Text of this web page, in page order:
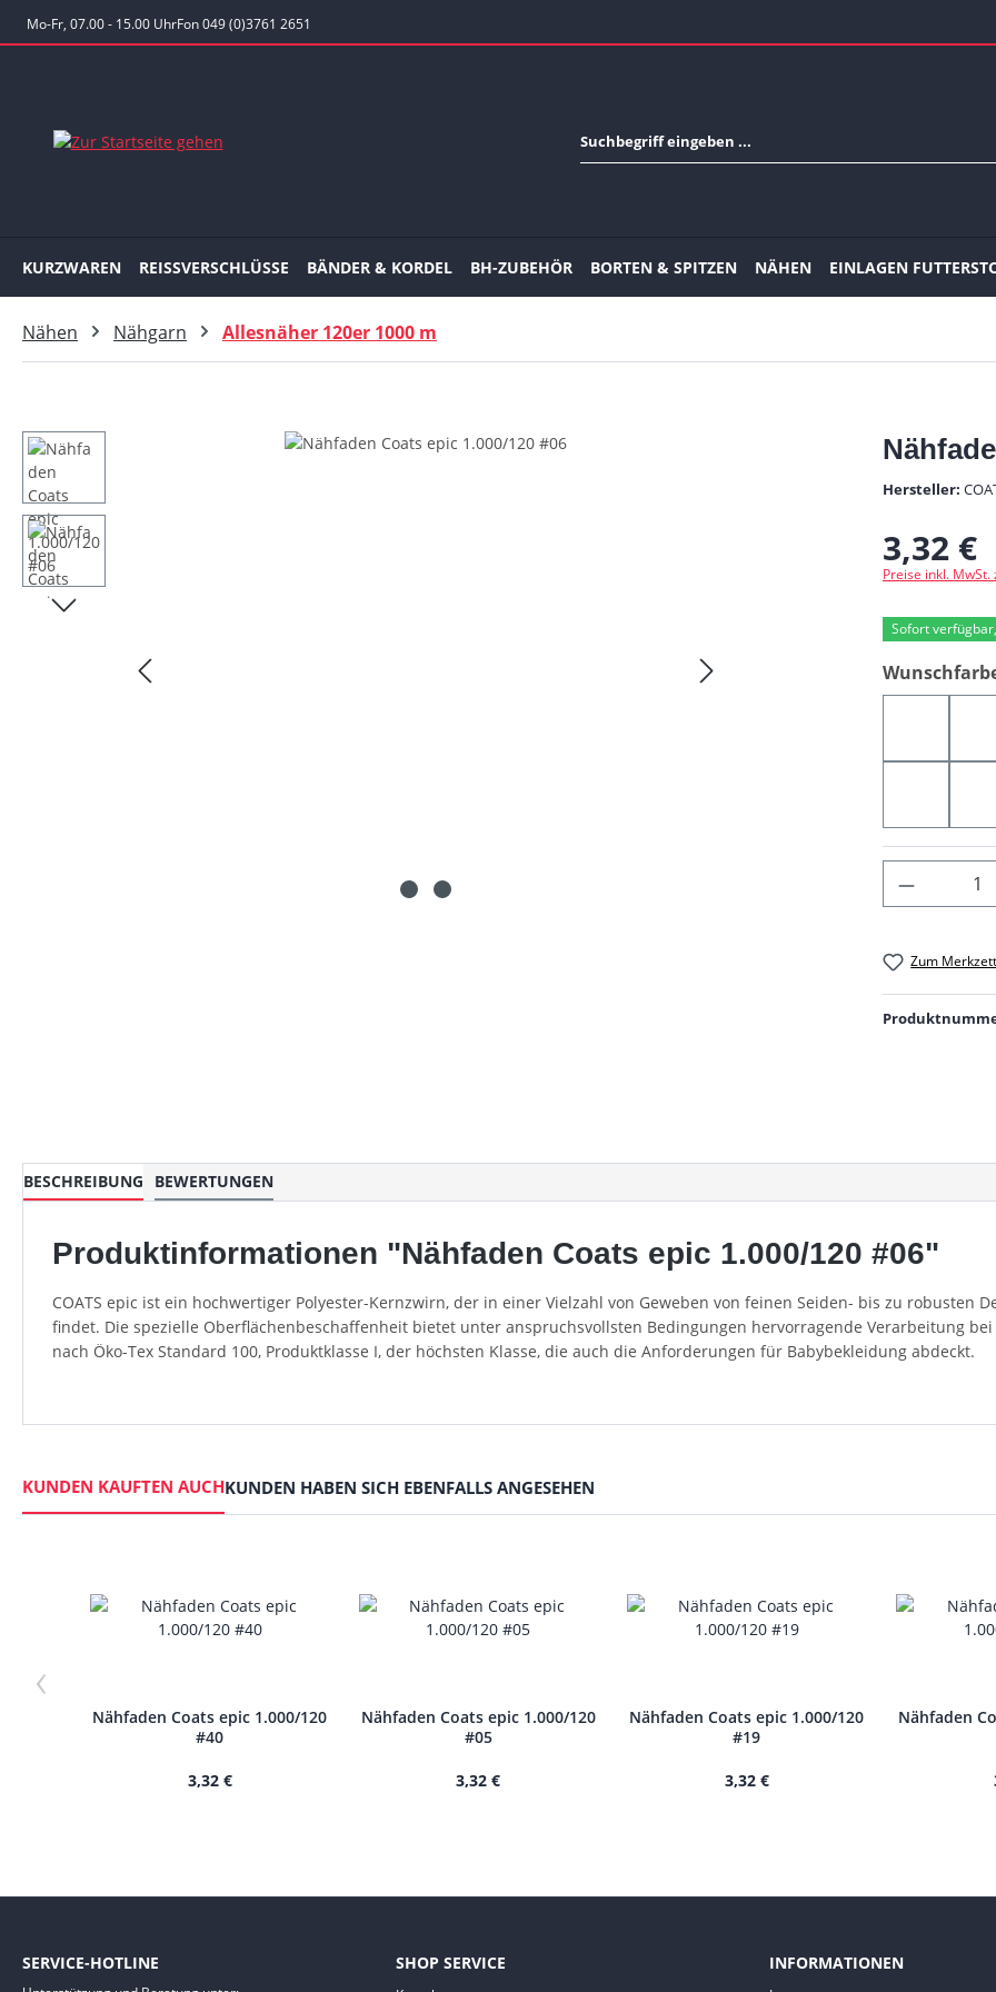
Hauptinhalt springen
Zur Suche springen
Zur Hauptnavigation springen
Mo-Fr, 07.00 - 15.00 UhrFon 049 (0)3761 2651
KURZWAREN REISSVERSCHLÜSSE BÄNDER & KORDEL BH-ZUBEHÖR BORTEN & SPITZEN NÄHEN EINLAGEN
Nähen Nähgarn Allesnäher 120er 1000 m
Bildergalerie überspringen
Hersteller:
Regulärer Preis:
3,32 €
Preise inkl.
Sofort
Zum
BESCHREIBUNG BEWERTUNGEN
Produktinformationen "Nähfaden Coats epic 1.000/120 #06"
COATS epic ist ein hochwertiger Polyester-Kernzwirn, der in einer Vielzahl von Geweben von feinen Seiden- bis zu robusten
findet. Die spezielle Oberflächenbeschaffenheit bietet unter anspruchsvollsten Bedingungen hervorragende Verarbeitung
nach Öko-Tex Standard 100, Produktklasse I, der höchsten Klasse, die auch die Anforderungen für Babybekleidung abdeckt.
KUNDEN KAUFTEN AUCHKUNDEN HABEN SICH EBENFALLS ANGESEHEN
‹
Nähfaden Coats epic 1.000/120
#40
3,32 €
Nähfaden Coats epic 1.000/120
#05
3,32 €
Nähfaden Coats epic 1.000/120
#19
3,32 €
Nähfaden
SERVICE-HOTLINE SHOP SERVICE INFORMATIONEN